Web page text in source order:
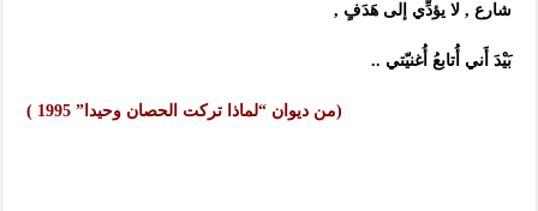
شارع , لا يؤدِّي إلى هَدَفٍ ,
بَيْدَ أَني أُتابعُ أُغنيّتي ..
(من ديوان “لماذا تركت الحصان وحيدا” 1995 )